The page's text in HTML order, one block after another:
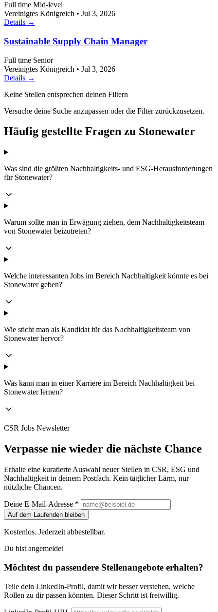
Full time Mid-level
Vereinigtes Königreich • Jul 3, 2026
Details →
Sustainable Supply Chain Manager
Full time Senior
Vereinigtes Königreich • Jul 3, 2026
Details →
Keine Stellen entsprechen deinen Filtern
Versuche deine Suche anzupassen oder die Filter zurückzusetzen.
Häufig gestellte Fragen zu Stonewater
Was sind die größten Nachhaltigkeits- und ESG-Herausforderungen
für Stonewater?
Warum sollte man in Erwägung ziehen, dem Nachhaltigkeitsteam
von Stonewater beizutreten?
Welche interessanten Jobs im Bereich Nachhaltigkeit könnte es bei
Stonewater geben?
Wie sticht man als Kandidat für das Nachhaltigkeitsteam von
Stonewater hervor?
Was kann man in einer Karriere im Bereich Nachhaltigkeit bei
Stonewater lernen?
CSR Jobs Newsletter
Verpasse nie wieder die nächste Chance
Erhalte eine kuratierte Auswahl neuer Stellen in CSR, ESG und
Nachhaltigkeit in deinem Postfach. Kein täglicher Lärm, nur
nützliche Chancen.
Deine E-Mail-Adresse *
Auf dem Laufenden bleiben
Kostenlos. Jederzeit abbestellbar.
Du bist angemeldet
Möchtest du passendere Stellenangebote erhalten?
Teile dein LinkedIn-Profil, damit wir besser verstehen, welche
Rollen zu dir passen könnten. Dieser Schritt ist freiwillig.